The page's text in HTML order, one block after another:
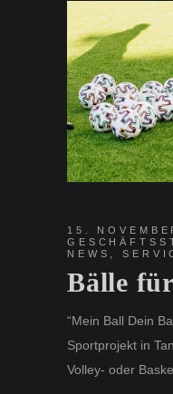
15.
NEWS
,
Bälle
“Mein Ball Dein
Sportprojekt in
Volley- oder